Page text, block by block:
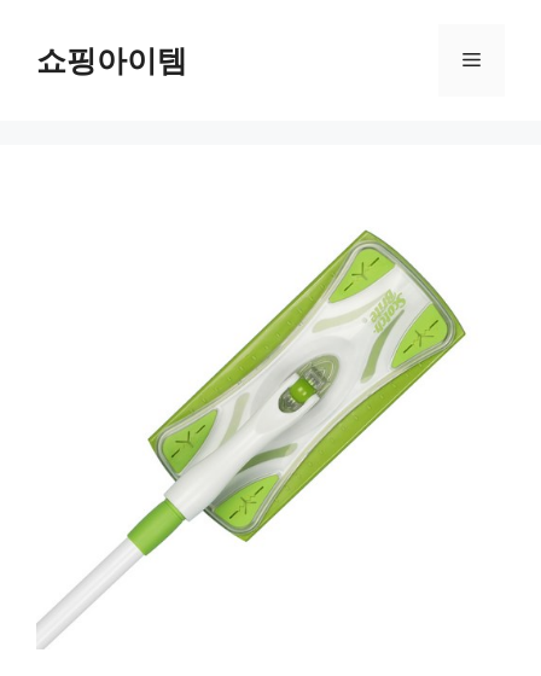
쇼핑아이템 메